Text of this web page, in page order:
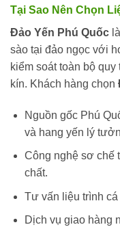
Tại Sao Nên Chọn
Đảo Yến Phú Quốc
sào tại đảo ngọc với
kiểm soát toàn bộ
kín. Khách hàng chọn
Nguồn gốc Phú
và hang yến lý
Công nghệ sơ chế
chất.
Tư vấn liệu trình
Dịch vụ giao hàng